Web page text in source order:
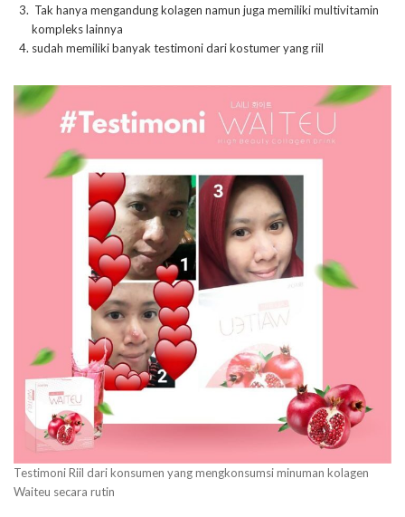
Tak hanya mengandung kolagen namun juga memiliki multivitamin
kompleks lainnya
sudah memiliki banyak testimoni dari kostumer yang riil
Testimoni Riil dari konsumen yang mengkonsumsi minuman kolagen
Waiteu secara rutin